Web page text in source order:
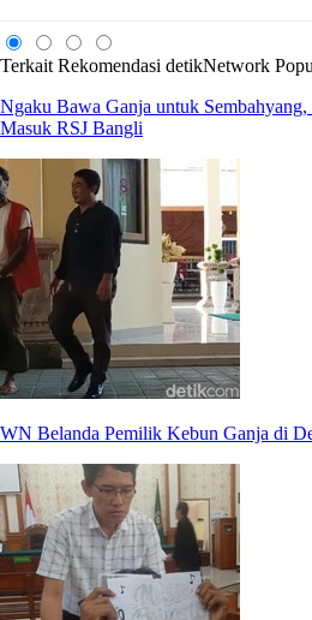
Terkait Rekomendasi detikNetwork
Ngaku Bawa Ganja untuk
Masuk RSJ Bangli
WN Belanda Pemilik Kebun Ganja di